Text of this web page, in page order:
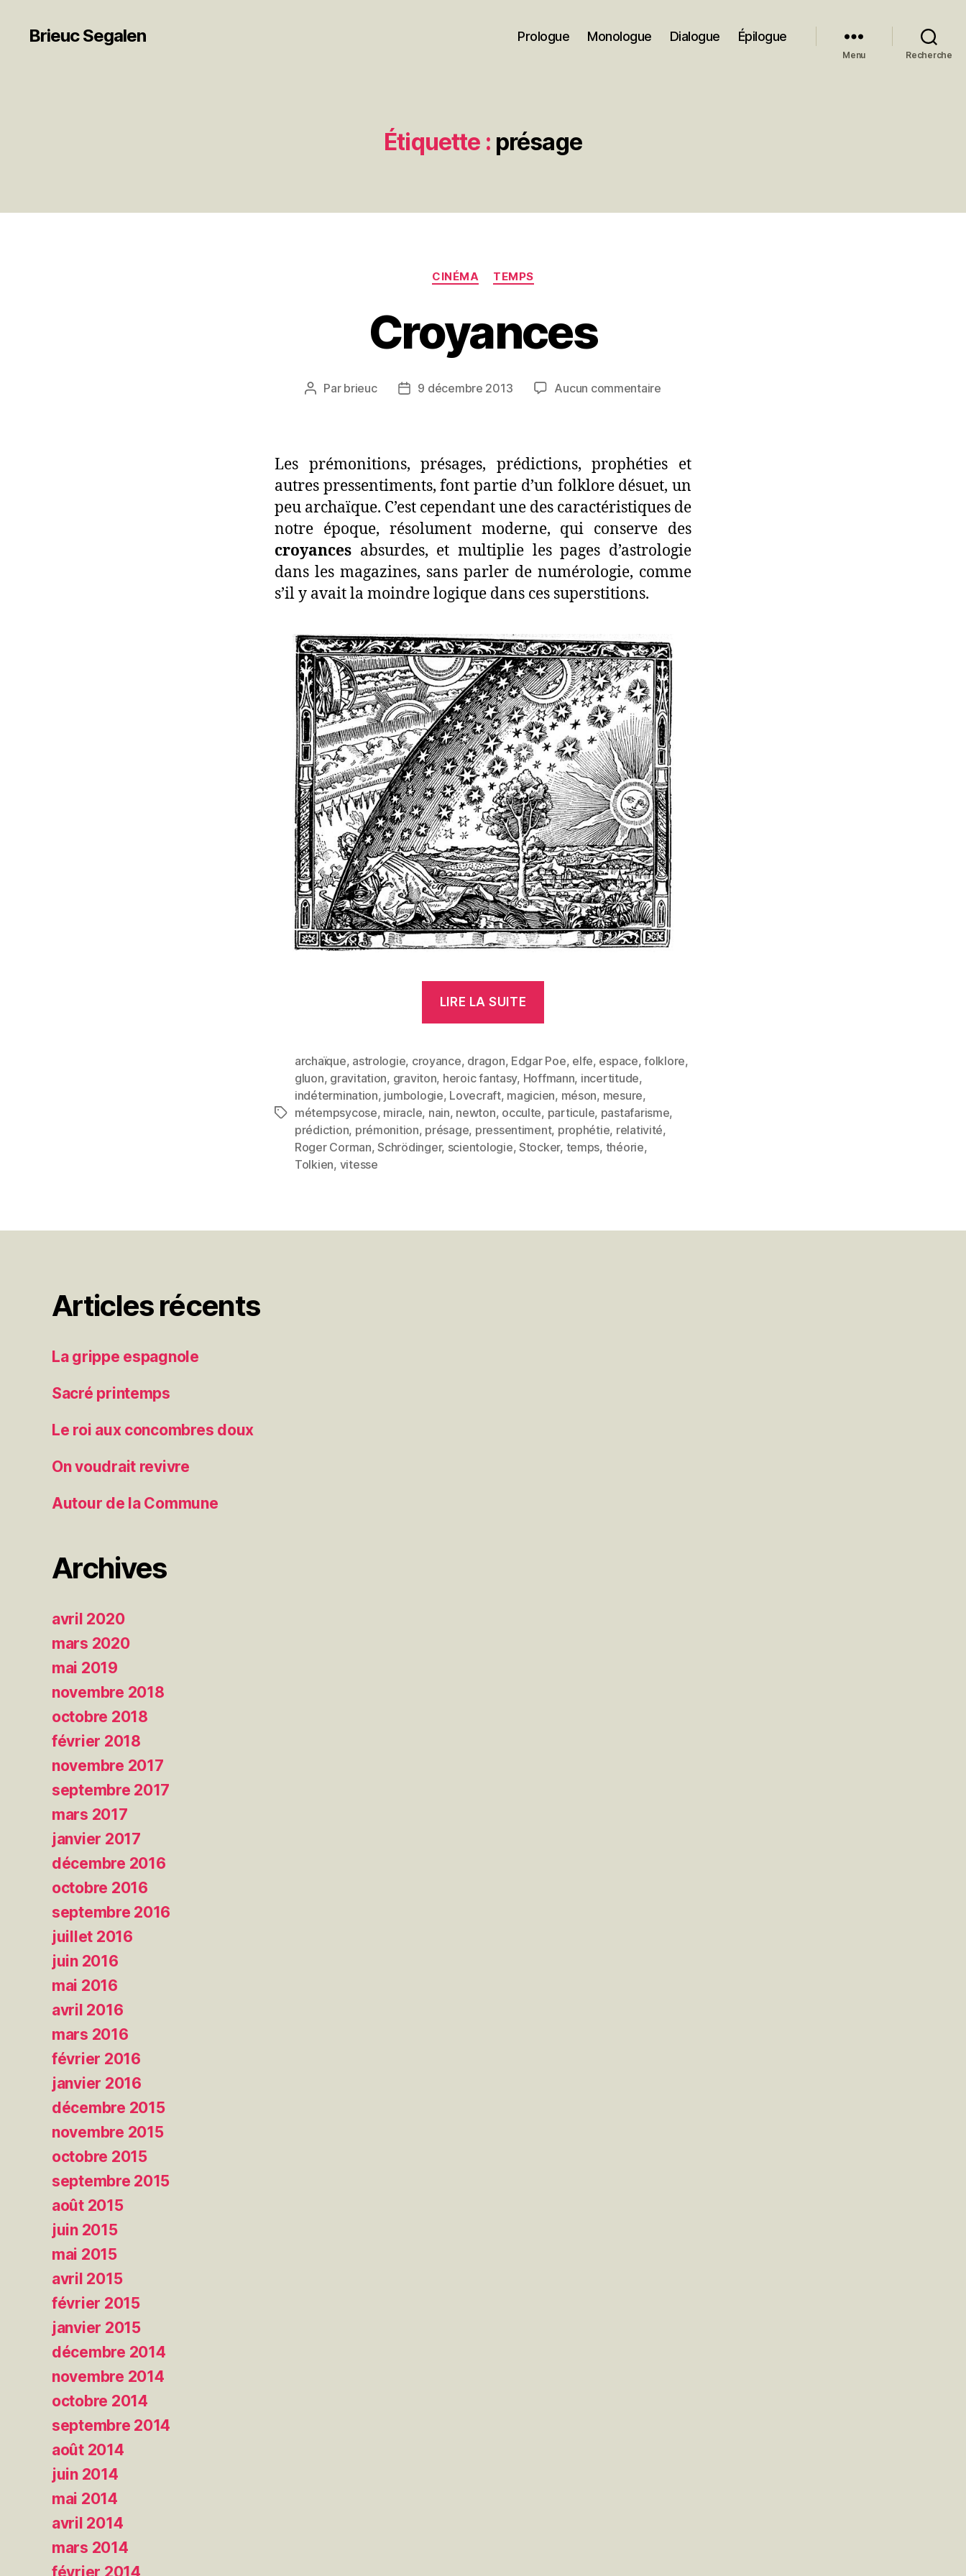
Brieuc Segalen Prologue Monologue Dialogue Épilogue
Menu Recherche
Étiquette : présage
Catégories
CINÉMA TEMPS
Croyances
Auteur
Par brieuc
Date9 décembre 2013 Aucun commentairesur
Les prémonitions, présages, prédictions, prophéties et
autres pressentiments, font partie d’un folklore désuet, un
peu archaïque. C’est cependant une des caractéristiques de
notre époque, résolument moderne, qui conserve des
croyances absurdes, et multiplie les pages d’astrologie
dans les magazines, sans parler de numérologie, comme
s’il y avait la moindre logique dans ces superstitions.
LIRE LA SUITE
Étiquettes
archaïque, astrologie, croyance, dragon, Edgar Poe, elfe, espace,folklore,
gluon, gravitation, graviton, heroic fantasy, Hoffmann, incertitude,
indétermination, jumbologie, Lovecraft, magicien, méson, mesure,
métempsycose, miracle, nain, newton, occulte, particule, pastafarisme,
prédiction, prémonition, présage, pressentiment, prophétie, relativité,
Roger Corman,Schrödinger, scientologie, Stocker, temps, théorie,
Tolkien, vitesse
Articles récents
La grippe espagnole
Sacré printemps
Le roi aux concombres doux
On voudrait revivre
Autour de la Commune
Archives
avril 2020
mars 2020
mai 2019
novembre 2018
octobre 2018
février 2018
novembre 2017
septembre 2017
mars 2017
janvier 2017
décembre 2016
octobre 2016
septembre 2016
juillet 2016
juin 2016
mai 2016
avril 2016
mars 2016
février 2016
janvier 2016
décembre 2015
novembre 2015
octobre 2015
septembre 2015
août 2015
juin 2015
mai 2015
avril 2015
février 2015
janvier 2015
décembre 2014
novembre 2014
octobre 2014
septembre 2014
août 2014
juin 2014
mai 2014
avril 2014
mars 2014
février 2014